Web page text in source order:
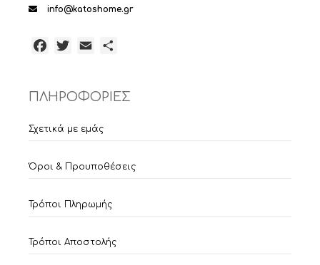
info@katoshome.gr
Facebook
TwitterEmail
ΠΛΗΡΟΦΟΡΙΕΣ
Σχετικά με εμάς
Όροι & Προυποθέσεις
Τρόποι Πληρωμής
Τρόποι Αποστολής